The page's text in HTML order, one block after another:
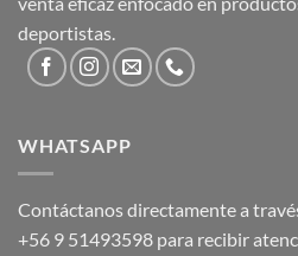
deportistas.
WHATSAPP
Contáctanos directamente a
+56 9 51493598 para recibir